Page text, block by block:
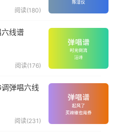
阅读(180)
六线谱
阅读(176)
弹唱六线
阅读(231)